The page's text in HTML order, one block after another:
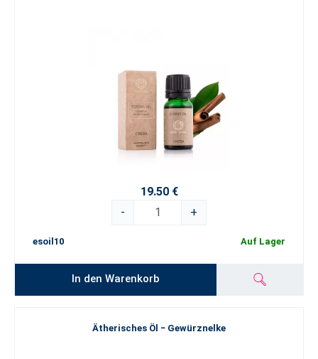
19.50 €
-
+
esoil10 Auf Lager
In den Warenkorb
Ätherisches Öl − Gewürznelke